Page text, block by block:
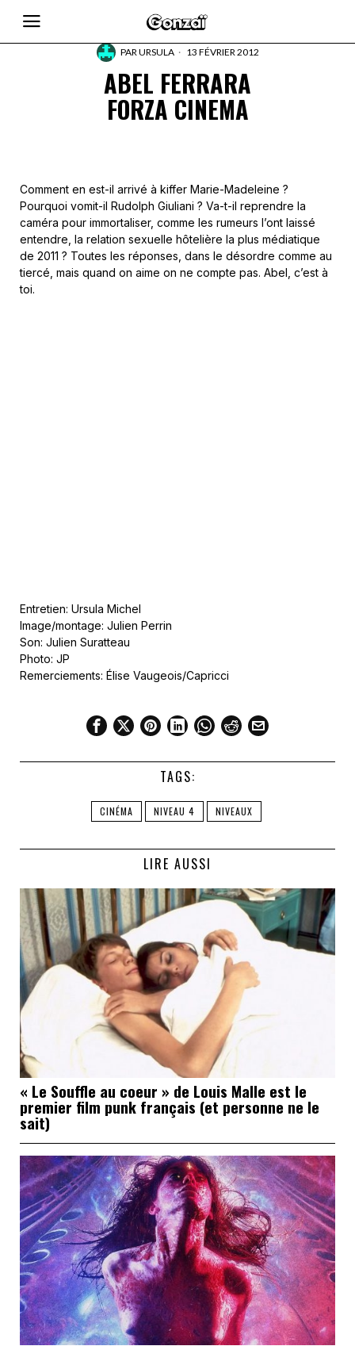
PARURSULA 13 FÉVRIER 2012
ABEL FERRARA
FORZA CINEMA
Comment en est-il arrivé à kiffer Marie-Madeleine ?
Pourquoi vomit-il Rudolph Giuliani ? Va-t-il reprendre la
caméra pour immortaliser, comme les rumeurs l’ont laissé
entendre, la relation sexuelle hôtelière la plus médiatique
de 2011 ? Toutes les réponses, dans le désordre comme au
tiercé, mais quand on aime on ne compte pas. Abel, c’est à
toi.
Entretien: Ursula Michel
Image/montage: Julien Perrin
Son: Julien Suratteau
Photo: JP
Remerciements: Élise Vaugeois/Capricci
TAGS:
CINÉMA NIVEAU 4 NIVEAUX
LIRE AUSSI
« Le Souffle au coeur » de Louis Malle est le
premier film punk français (et personne ne le
sait)